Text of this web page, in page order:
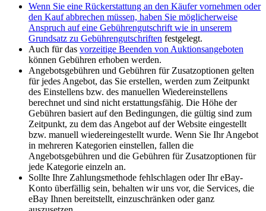
Wenn Sie eine Rückerstattung an den Käufer vornehmen oder
den Kauf abbrechen müssen, haben Sie möglicherweise
Anspruch auf eine Gebührengutschrift wie in unserem
Grundsatz zu Gebührengutschriften festgelegt.
Auch für das vorzeitige Beenden von Auktionsangeboten
können Gebühren erhoben werden.
Angebotsgebühren und Gebühren für Zusatzoptionen gelten
für jedes Angebot, das Sie erstellen, werden zum Zeitpunkt
des Einstellens bzw. des manuellen Wiedereinstellens
berechnet und sind nicht erstattungsfähig. Die Höhe der
Gebühren basiert auf den Bedingungen, die gültig sind zum
Zeitpunkt, zu dem das Angebot auf der Website eingestellt
bzw. manuell wiedereingestellt wurde. Wenn Sie Ihr Angebot
in mehreren Kategorien einstellen, fallen die
Angebotsgebühren und die Gebühren für Zusatzoptionen für
jede Kategorie einzeln an.
Sollte Ihre Zahlungsmethode fehlschlagen oder Ihr eBay-
Konto überfällig sein, behalten wir uns vor, die Services, die
eBay Ihnen bereitstellt, einzuschränken oder ganz